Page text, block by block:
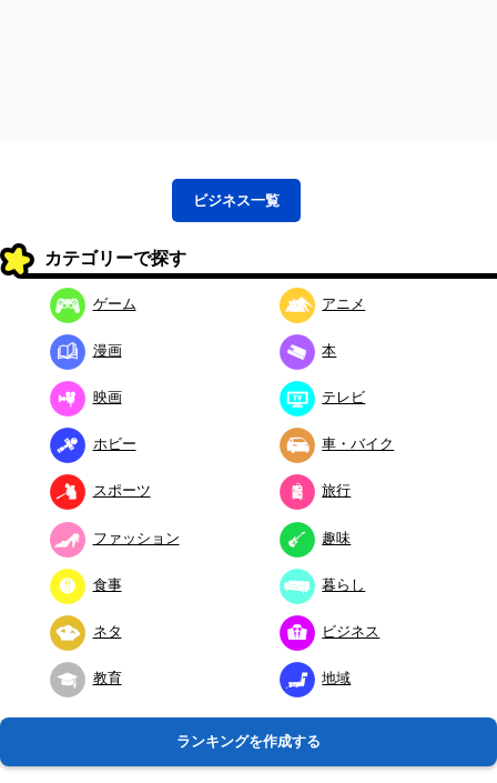
ビジネス一覧
カテゴリーで探す
ゲーム アニメ
漫画 本
映画 テレビ
ホビー 車・バイク
スポーツ 旅行
ファッション 趣味
食事 暮らし
ネタ ビジネス
教育 地域
ランキングを作成する